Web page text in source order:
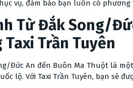
vụ, đảm bảo bạn luôn có phương
Từ Đắk Song/
Trần Tuyên
Đức An đến Buôn Ma Thuột là
lộ. Với Taxi Trần Tuyên, bạn sẽ